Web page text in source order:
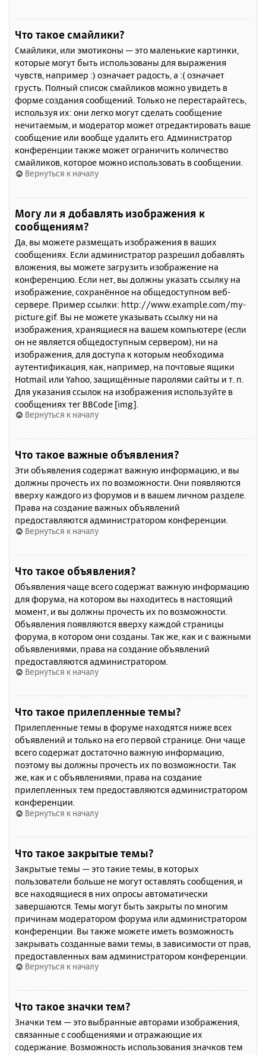
Что такое смайлики?
Смайлики, или эмотиконы — это маленькие картинки,
которые могут быть использованы для выражения
чувств, например :) означает радость, а :( означает
грусть. Полный список смайликов можно увидеть в
форме создания сообщений. Только не перестарайтесь,
используя их: они легко могут сделать сообщение
нечитаемым, и модератор может отредактировать ваше
сообщение или вообще удалить его. Администратор
конференции также может ограничить количество
смайликов, которое можно использовать в сообщении.
Вернуться к началу
Могу ли я добавлять изображения к
сообщениям?
Да, вы можете размещать изображения в ваших
сообщениях. Если администратор разрешил добавлять
вложения, вы можете загрузить изображение на
конференцию. Если нет, вы должны указать ссылку на
изображение, сохранённое на общедоступном веб-
сервере. Пример ссылки: http://www.example.com/my-
picture.gif. Вы не можете указывать ссылку ни на
изображения, хранящиеся на вашем компьютере (если
он не является общедоступным сервером), ни на
изображения, для доступа к которым необходима
аутентификация, как, например, на почтовые ящики
Hotmail или Yahoo, защищённые паролями сайты и т. п.
Для указания ссылок на изображения используйте в
сообщениях тег BBCode [img].
Вернуться к началу
Что такое важные объявления?
Эти объявления содержат важную информацию, и вы
должны прочесть их по возможности. Они появляются
вверху каждого из форумов и в вашем личном разделе.
Права на создание важных объявлений
предоставляются администратором конференции.
Вернуться к началу
Что такое объявления?
Объявления чаще всего содержат важную информацию
для форума, на котором вы находитесь в настоящий
момент, и вы должны прочесть их по возможности.
Объявления появляются вверху каждой страницы
форума, в котором они созданы. Так же, как и с важными
объявлениями, права на создание объявлений
предоставляются администратором.
Вернуться к началу
Что такое прилепленные темы?
Прилепленные темы в форуме находятся ниже всех
объявлений и только на его первой странице. Они чаще
всего содержат достаточно важную информацию,
поэтому вы должны прочесть их по возможности. Так
же, как и с объявлениями, права на создание
прилепленных тем предоставляются администратором
конференции.
Вернуться к началу
Что такое закрытые темы?
Закрытые темы — это такие темы, в которых
пользователи больше не могут оставлять сообщения, и
все находящиеся в них опросы автоматически
завершаются. Темы могут быть закрыты по многим
причинам модератором форума или администратором
конференции. Вы также можете иметь возможность
закрывать созданные вами темы, в зависимости от прав,
предоставленных вам администратором конференции.
Вернуться к началу
Что такое значки тем?
Значки тем — это выбранные авторами изображения,
связанные с сообщениями и отражающие их
содержание. Возможность использования значков тем